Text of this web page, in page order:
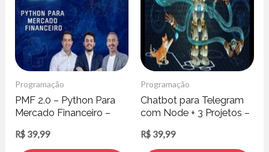
Programação
PMF 2.0 – Python Para
Mercado Financeiro –
R$ 39,99
Programação
Chatbot para Telegram
com Node + 3 Projetos –
R$ 39,99